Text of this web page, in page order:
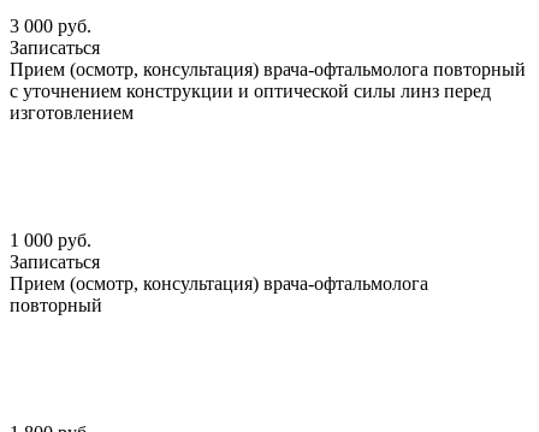
3 000 руб.
Записаться
Прием (осмотр, консультация) врача-офтальмолога повторный
с уточнением конструкции и оптической силы линз перед
изготовлением
1 000 руб.
Записаться
Прием (осмотр, консультация) врача-офтальмолога
повторный